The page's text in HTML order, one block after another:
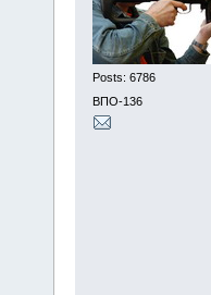
Posts: 6786
ВПО-136